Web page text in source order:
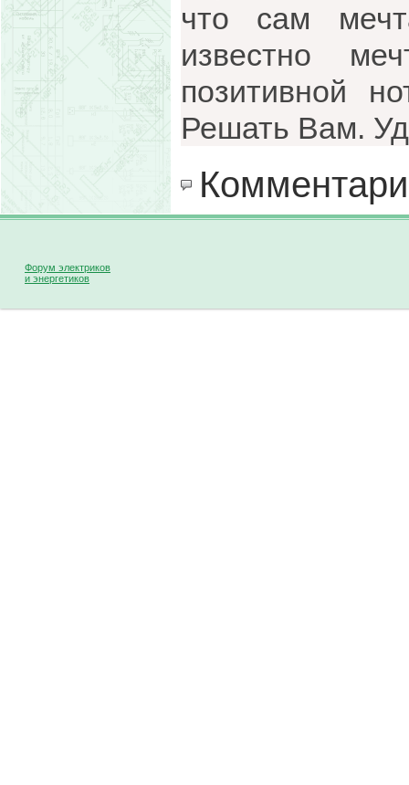
что сам
известно
позитивной
Решать Вам.
Форум электриков
и энергетиков